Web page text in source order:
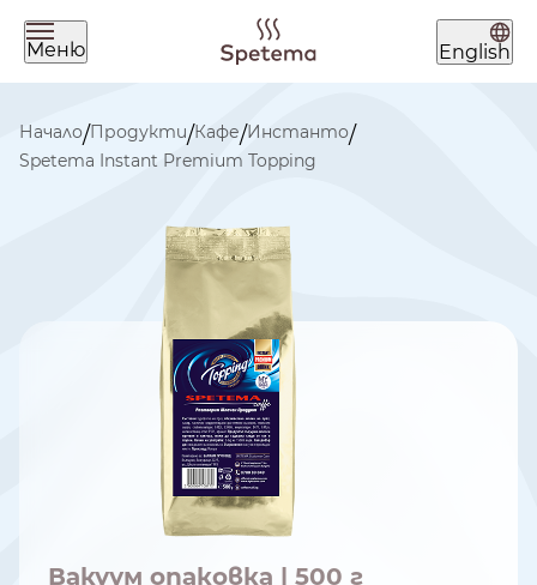
Меню English
Какво търсиш днес?
Намери твоето кафе по
начин на приготвяне
МЛЯНО
Начало/Продукти/Кафе/Инстанто/
Spetema Instant Premium Topping
Вакуум опаковка | 500 г